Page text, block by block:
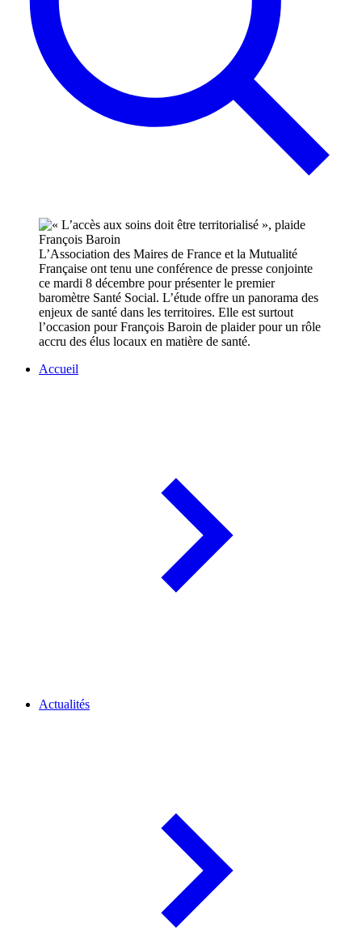
L’Association des Maires de France et la Mutualité
Française ont tenu une conférence de presse conjointe
ce mardi 8 décembre pour présenter le premier
baromètre Santé Social. L’étude offre un panorama des
enjeux de santé dans les territoires. Elle est surtout
l’occasion pour François Baroin de plaider pour un rôle
accru des élus locaux en matière de santé.
Accueil
Actualités